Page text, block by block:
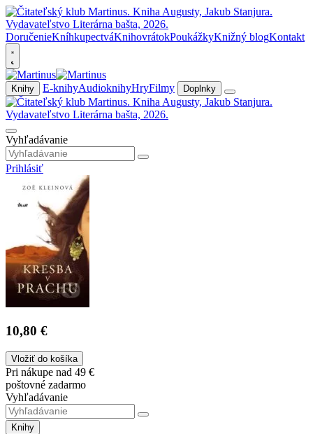
DoručenieKníhkupectváKnihovrátokPoukážkyKnižný blogKontakt
Knihy E-knihyAudioknihyHryFilmy Doplnky
Vyhľadávanie
Prihlásiť
10,80 €
Vložiť do košíka
Pri nákupe nad 49 €
poštovné zadarmo
Vyhľadávanie
Knihy